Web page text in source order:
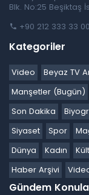
Blk. No:25 Beşiktaş
+90 212 333 33 00
Kategoriler
Video Beyaz TV
Manşetler (Bugün)
Son Dakika
Siyaset
Spor
Dünya
Kadın
Haber Arşivi
Gündem